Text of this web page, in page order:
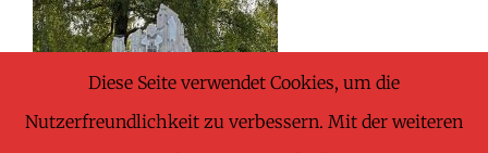
Diese Seite verwendet Cookies, um die
Nutzerfreundlichkeit zu verbessern. Mit der weiteren